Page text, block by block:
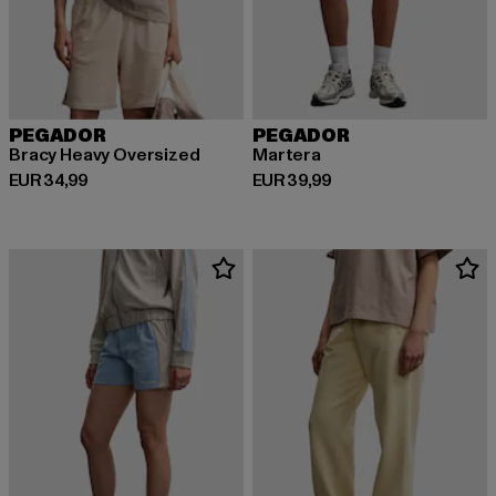
PEGADOR
Bracy Heavy Oversized
EUR 34,99
Derzeitiger Preis: EUR 34,99
PEGADOR
Martera
EUR 39,99
Derzeitiger Preis: EUR 39,99